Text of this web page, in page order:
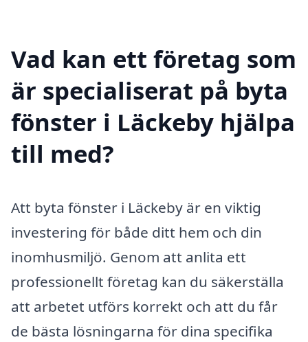
Vad kan ett företag som
är specialiserat på byta
fönster i Läckeby hjälpa
till med?
Att byta fönster i Läckeby är en viktig
investering för både ditt hem och din
inomhusmiljö. Genom att anlita ett
professionellt företag kan du säkerställa
att arbetet utförs korrekt och att du får
de bästa lösningarna för dina specifika